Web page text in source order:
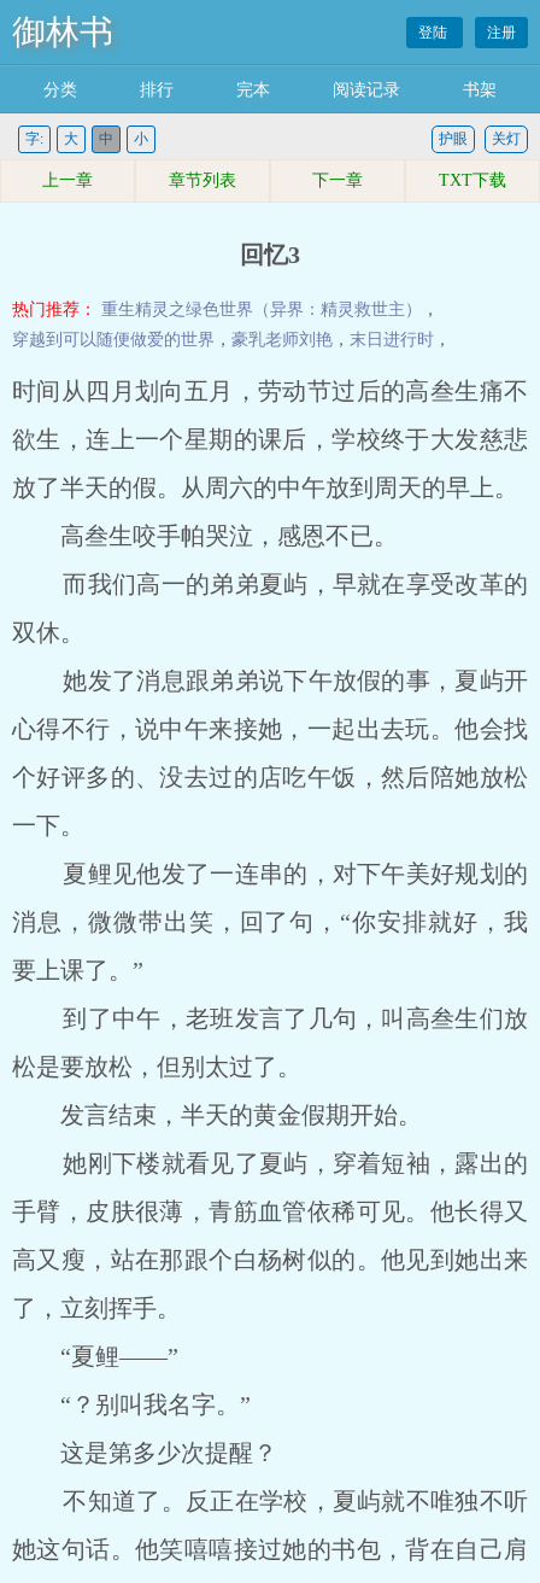
御林书 登陆 注册
分类 排行 完本 阅读记录 书架
字: 大 中 小 关灯
护眼
上一章 章节列表 下一章 TXT下载
回忆3
热门推荐： 重生精灵之绿色世界（异界：精灵救世主）
，
穿越到可以随便做爱的世界 ， 豪乳老师刘艳 ， 末日进行时 ，
时间从四月划向五月，劳动节过后的高叁生痛不
欲生，连上一个星期的课后，学校终于大发慈悲
放了半天的假。从周六的中午放到周天的早上。
高叁生咬手帕哭泣，感恩不已。
而我们高一的弟弟夏屿，早就在享受改革的
双休。
她发了消息跟弟弟说下午放假的事，夏屿开
心得不行，说中午来接她，一起出去玩。他会找
个好评多的、没去过的店吃午饭，然后陪她放松
一下。
夏鲤见他发了一连串的，对下午美好规划的
消息，微微带出笑，回了句，“你安排就好，我
要上课了。”
到了中午，老班发言了几句，叫高叁生们放
松是要放松，但别太过了。
发言结束，半天的黄金假期开始。
她刚下楼就看见了夏屿，穿着短袖，露出的
手臂，皮肤很薄，青筋血管依稀可见。他长得又
高又瘦，站在那跟个白杨树似的。他见到她出来
了，立刻挥手。
“夏鲤――”
“？别叫我名字。”
这是第多少次提醒？
不知道了。反正在学校，夏屿就不唯独不听
她这句话。他笑嘻嘻接过她的书包，背在自己肩